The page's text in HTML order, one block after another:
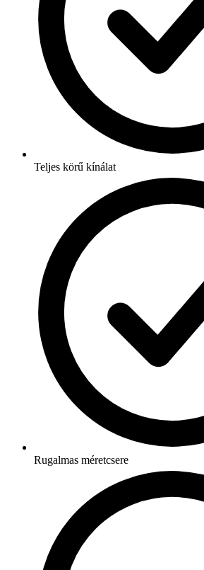
Teljes körű kínálat
Rugalmas méretcsere